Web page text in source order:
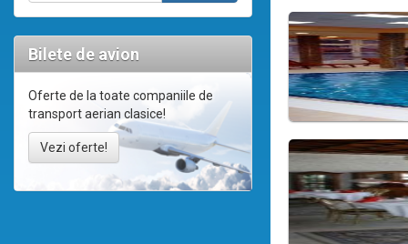
Bilete de avion
Oferte de la toate companiile de
transport aerian clasice!
Vezi oferte!